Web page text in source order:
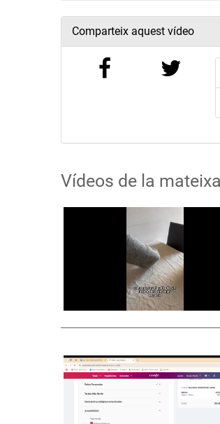
Comparteix aquest vídeo
Vídeos de la